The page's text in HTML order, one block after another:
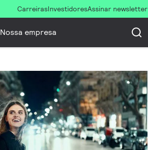
CarreirasInvestidoresAssinar newsletter
Nossa empresa